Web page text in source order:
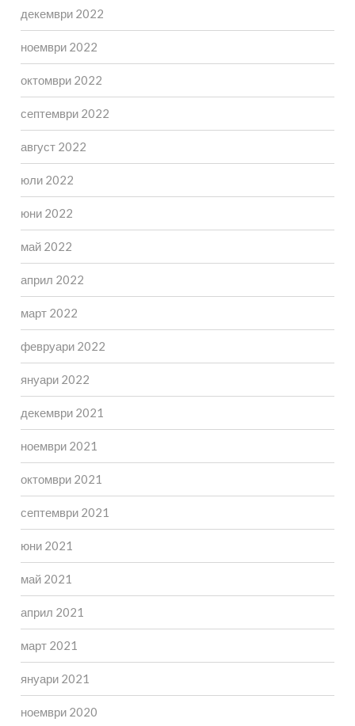
декември 2022
ноември 2022
октомври 2022
септември 2022
август 2022
юли 2022
юни 2022
май 2022
април 2022
март 2022
февруари 2022
януари 2022
декември 2021
ноември 2021
октомври 2021
септември 2021
юни 2021
май 2021
април 2021
март 2021
януари 2021
ноември 2020